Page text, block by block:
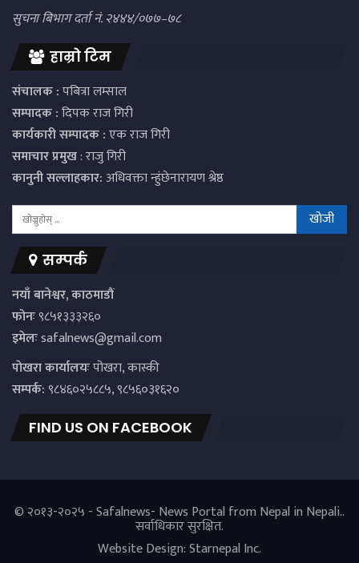
सुचना बिभाग दर्ता नं. २४४४/०७७–७८
हाम्रो टिम
संचालक :पबित्रा लम्साल
सम्पादक :दिपक राज गिरी
कार्यकारी सम्पादक :एक राज गिरी
समाचार प्रमुख: राजु गिरी
कानुनी सल्लाहकार:अधिवक्ता न्हुंछेनारायण श्रेष्ठ
सम्पर्क
नयाँ बानेश्वर, काठमाडौं
फोनः९८५१३३३२६०
इमेलःsafalnews@gmail.com
पाेखरा कार्यालयःपोखरा, कास्की
सम्पर्क:९८४६०२५८८५, ९८५६०३१६२०
FIND US ON FACEBOOK
© २०१३-२०२५ - Safalnews- News Portal from Nepal in Nepali..
सर्वाधिकार सुरक्षित.
Website Design:Starnepal Inc.